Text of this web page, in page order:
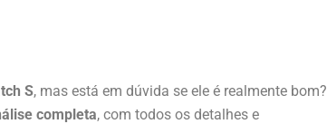
S, mas está em dúvida se ele é realmente bom?
completa, com todos os detalhes e